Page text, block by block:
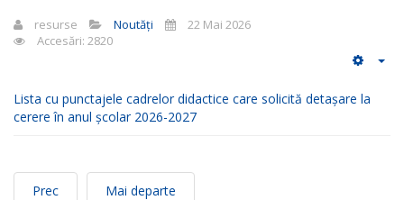
resurse Noutăți
22 Mai 2026
Accesări: 2820
Lista cu punctajele cadrelor didactice care solicită detașare la
cerere în anul școlar 2026-2027
Prec Mai departe